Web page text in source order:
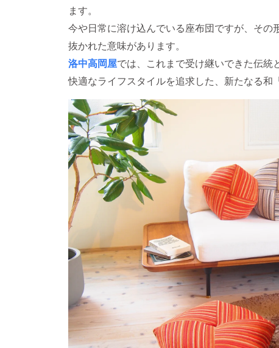
ます。
今や日常に溶け込んでいる座布団ですが、その
抜かれた意味があります。
洛中高岡屋では、これまで受け継いできた伝
快適なライフスタイルを追求した、新たなる和